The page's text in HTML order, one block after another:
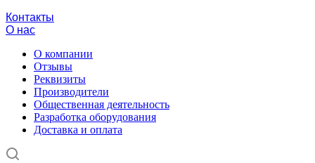
Контакты
О нас
О компании
Отзывы
Реквизиты
Производители
Общественная деятельность
Разработка оборудования
Доставка и оплата